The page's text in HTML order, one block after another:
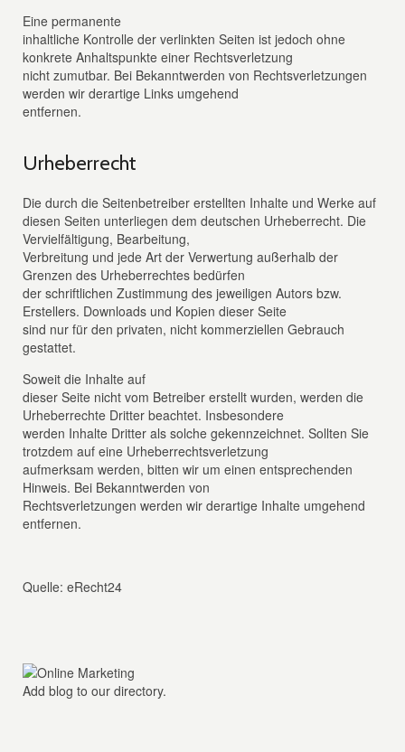
Eine permanente
inhaltliche Kontrolle der verlinkten Seiten ist jedoch ohne
konkrete Anhaltspunkte einer Rechtsverletzung
nicht zumutbar. Bei Bekanntwerden von Rechtsverletzungen
werden wir derartige Links umgehend
entfernen.
Urheberrecht
Die durch die Seitenbetreiber erstellten Inhalte und Werke auf
diesen Seiten unterliegen dem deutschen Urheberrecht. Die
Vervielfältigung, Bearbeitung,
Verbreitung und jede Art der Verwertung außerhalb der
Grenzen des Urheberrechtes bedürfen
der schriftlichen Zustimmung des jeweiligen Autors bzw.
Erstellers. Downloads und Kopien dieser Seite
sind nur für den privaten, nicht kommerziellen Gebrauch
gestattet.
Soweit die Inhalte auf
dieser Seite nicht vom Betreiber erstellt wurden, werden die
Urheberrechte Dritter beachtet. Insbesondere
werden Inhalte Dritter als solche gekennzeichnet. Sollten Sie
trotzdem auf eine Urheberrechtsverletzung
aufmerksam werden, bitten wir um einen entsprechenden
Hinweis. Bei Bekanntwerden von
Rechtsverletzungen werden wir derartige Inhalte umgehend
entfernen.
Quelle: eRecht24
Add blog to our directory.